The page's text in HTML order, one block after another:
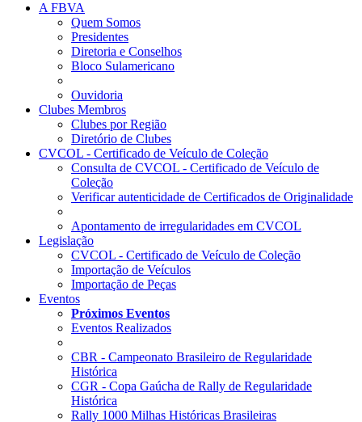
A FBVA
Quem Somos
Presidentes
Diretoria e Conselhos
Bloco Sulamericano
Ouvidoria
Clubes Membros
Clubes por Região
Diretório de Clubes
CVCOL - Certificado de Veículo de Coleção
Consulta de CVCOL - Certificado de Veículo de
Coleção
Verificar autenticidade de Certificados de Originalidade
Apontamento de irregularidades em CVCOL
Legislação
CVCOL - Certificado de Veículo de Coleção
Importação de Veículos
Importação de Peças
Eventos
Próximos Eventos
Eventos Realizados
CBR - Campeonato Brasileiro de Regularidade
Histórica
CGR - Copa Gaúcha de Rally de Regularidade
Histórica
Rally 1000 Milhas Históricas Brasileiras